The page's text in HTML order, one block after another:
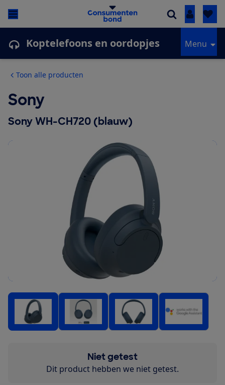
Inloggen
Koptelefoons en oordopjes Menu
Toon alle producten
Sony
Sony WH-CH720 (blauw)
Niet getest
Dit product hebben we niet getest.